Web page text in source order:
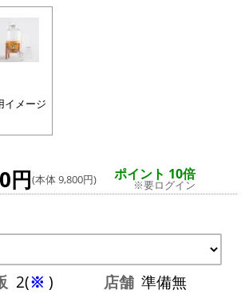
イメージ
円(本体 9,800円) ポイント 10倍
※要ログイン
2(※ ) 店舗 準備無